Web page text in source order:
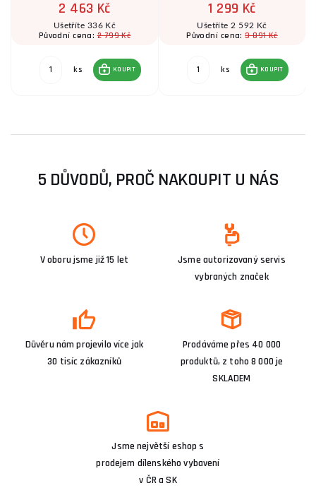
2 463 Kč
Ušetříte 336 Kč
Původní cena:2 799 Kč
ks KOUPIT
1 299 Kč
Ušetříte 2 592 Kč
Původní cena:3 891 Kč
ks KOUPIT
5 DŮVODŮ, PROČ NAKOUPIT U NÁS
V oboru jsme již 15 let
Jsme autorizovaný servis
vybraných značek
Důvěru nám projevilo více jak
30 tisíc zákazníků
Prodáváme přes 40 000
produktů, z toho 8 000 je
SKLADEM
Jsme největší eshop s
prodejem dílenského vybavení
v ČR a SK